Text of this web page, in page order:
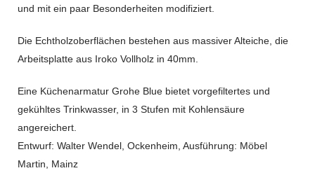
und mit ein paar Besonderheiten modifiziert.
Die Echtholzoberflächen bestehen aus massiver Alteiche, die
Arbeitsplatte aus Iroko Vollholz in 40mm.
Eine Küchenarmatur Grohe Blue bietet vorgefiltertes und
gekühltes Trinkwasser, in 3 Stufen mit Kohlensäure
angereichert.
Entwurf: Walter Wendel, Ockenheim, Ausführung: Möbel
Martin, Mainz